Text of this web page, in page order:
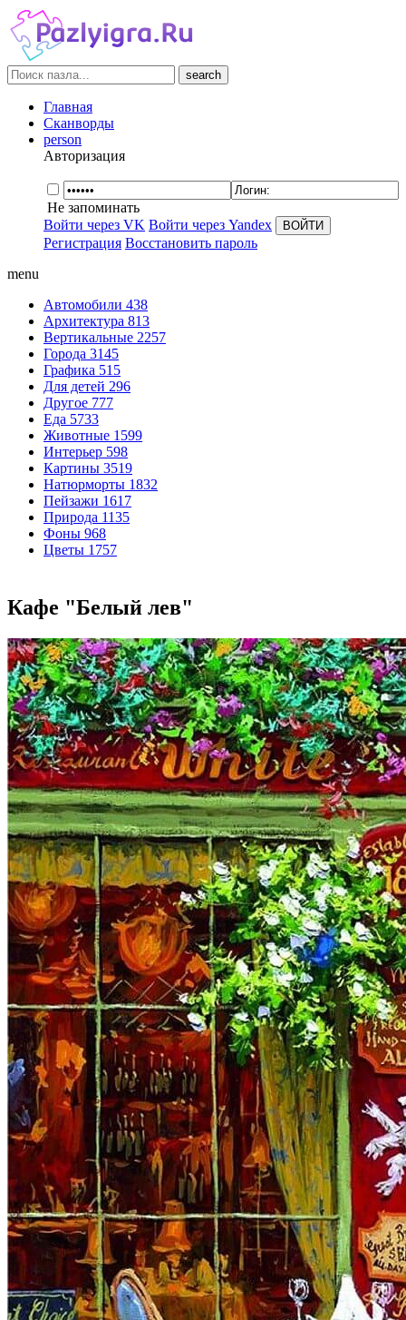
search
Главная
Сканворды
person
Авторизация
Не запоминать
Войти через VK Войти через Yandex
Регистрация Восстановить пароль
menu
Автомобили 438
Архитектура 813
Вертикальные 2257
Города 3145
Графика 515
Для детей 296
Другое 777
Еда 5733
Животные 1599
Интерьер 598
Картины 3519
Натюрморты 1832
Пейзажи 1617
Природа 1135
Фоны 968
Цветы 1757
Кафе "Белый лев"